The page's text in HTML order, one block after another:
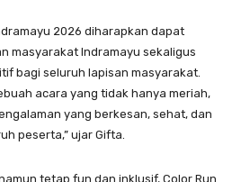
2026 diharapkan dapat
masyarakat Indramayu sekaligus
bagi seluruh lapisan masyarakat.
acara yang tidak hanya meriah,
yang berkesan, sehat, dan
peserta,” ujar Gifta.
tetap fun dan inklusif, Color Run